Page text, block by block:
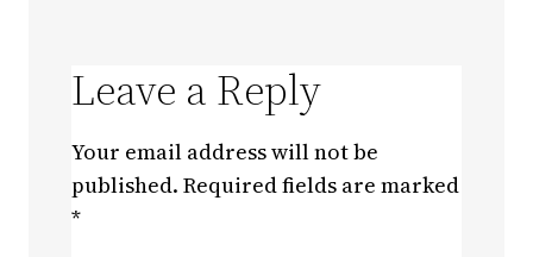
Leave a Reply
Your email address will not be
published. Required fields are marked
*